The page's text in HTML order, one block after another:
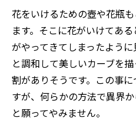
花をいけるための壺や花瓶
ます。そこに花がいけてあ
がやってきてしまったよう
と調和して美しいカーブを
割がありそうです。この事
すが、何らかの方法で異界
と願ってやみません。